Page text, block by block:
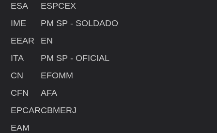
ESA
IME
EEAR
ITA
CN
CFN
EPCAR
EAM
ESPCEX
PM SP - SOLDADO
EN
PM SP - OFICIAL
EFOMM
AFA
CBMERJ